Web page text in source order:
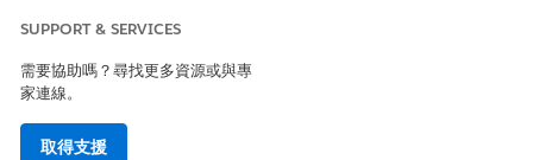
SUPPORT & SERVICES
需要協助嗎？尋找更多資源或與專
家連線。
取得支援